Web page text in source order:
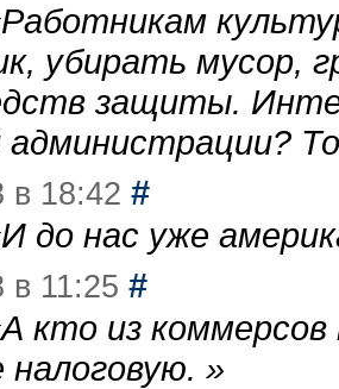
Работникам
убирать мусор,
защиты.
администрации?
в 18:42 #
И до нас уже
в 11:25 #
А кто из
»